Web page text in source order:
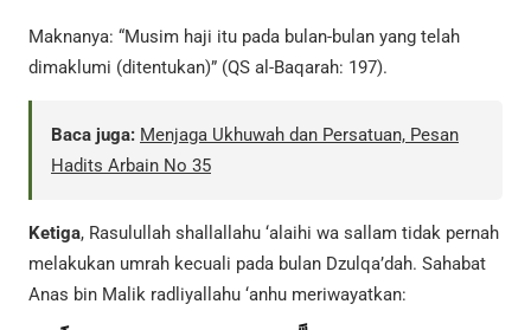
Maknanya: “Musim haji itu pada bulan-bulan yang telah
dimaklumi (ditentukan)” (QS al-Baqarah: 197).
Baca juga: Menjaga Ukhuwah dan Persatuan, Pesan
Hadits Arbain No 35
Ketiga, Rasulullah shallallahu ‘alaihi wa sallam tidak pernah
melakukan umrah kecuali pada bulan Dzulqa’dah. Sahabat
Anas bin Malik radliyallahu ‘anhu meriwayatkan: